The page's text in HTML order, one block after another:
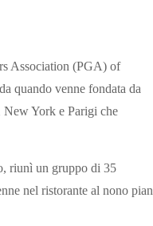
Association (PGA) of
quando venne fondata da
New York e Parigi che
riunì un gruppo di 35
nel ristorante al nono